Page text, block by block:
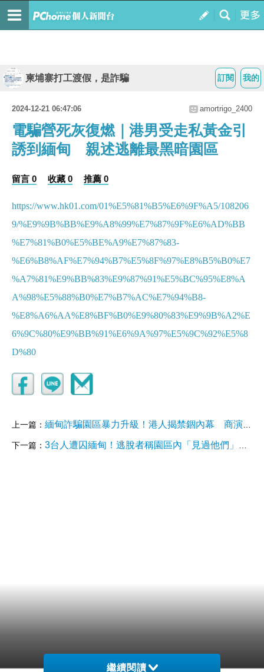
我的
訂閱
柬埔寨打工渡假，是詐騙
2024-12-21 06:47:06 amortrigo_2400
電騙營死灰復燃｜港男受走私黃金引
誘到緬甸 親述逃離最黑暗園區
留言 0 收藏 0 推薦 0
https://www.hk01.com/01%E5%81%B5%E6%9F%A5/108206
9/%E9%9B%BB%E9%A8%99%E7%87%9F%E6%AD%BB
%E7%81%B0%E5%BE%A9%E7%87%83-
%E6%B8%AF%E7%94%B7%E5%8F%97%E8%B5%B0%E7
%A7%81%E9%BB%83%E9%87%91%E5%BC%95%E8%A
A%98%E5%88%B0%E7%B7%AC%E7%94%B8-
%E8%A6%AA%E8%BF%B0%E9%80%83%E9%9B%A2%E
6%9C%80%E9%BB%91%E6%9A%97%E5%9C%92%E5%8
D%80
上一篇： 緬甸詐騙園區暴力升級！港人揭禁錮內幕 商演歌手康岳下落不明
下一篇： 3台人遭囚緬甸！逃脫者稱園區內「見過他們」 曝少女近況：她算幸運的
繼續閱讀